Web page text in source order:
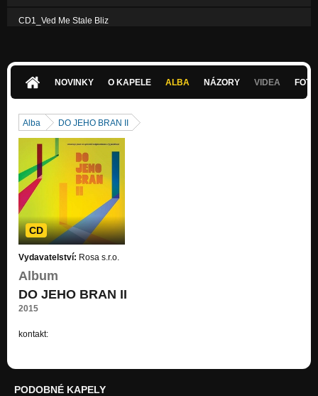
CD1_Ved Me Stale Bliz
NOVINKY O KAPELE ALBA NÁZORY VIDEA
Alba DO JEHO BRAN II
CD
Vydavatelství: Rosa s.r.o.
Album
DO JEHO BRAN II
2015
kontakt:
PODOBNÉ KAPELY